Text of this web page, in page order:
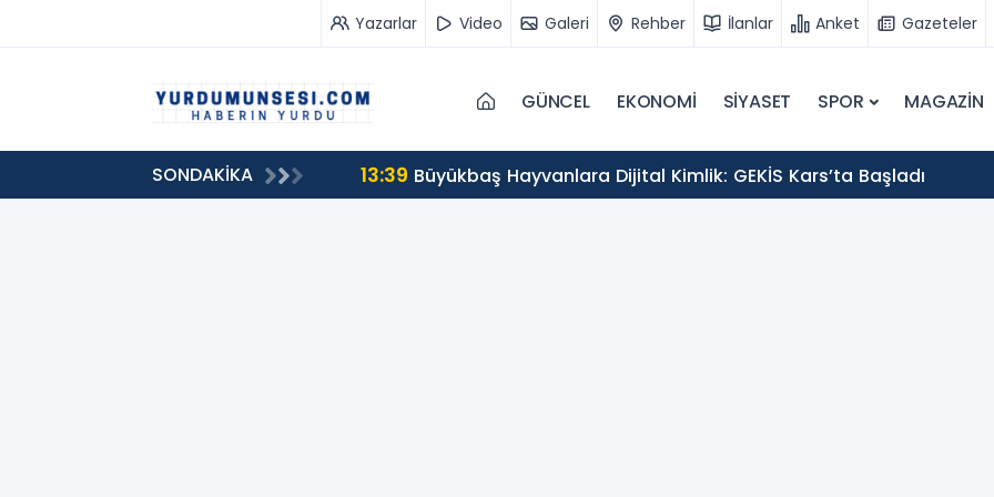
Yazarlar Video Galeri Rehber İlanlar Anket Gazeteler
GÜNCEL EKONOMİ SİYASET SPOR MAGAZİN
SONDAKİKA
milyon 549 bin 594 TL. bağış 13:39 Büyükbaş Hayvanlara Dijital Kimlik: GEKİS Kars’ta Başladı